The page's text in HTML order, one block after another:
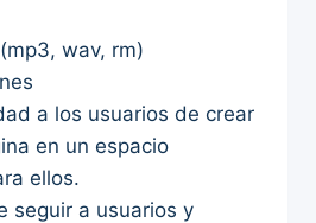
wav, rm)
a los usuarios de crear
en un espacio
ellos.
seguir a usuarios y